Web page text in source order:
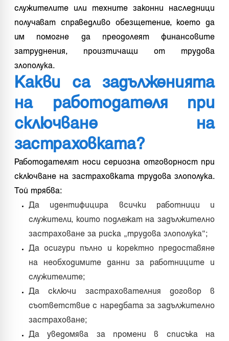
служителите или техните законни наследници
получават справедливо обезщетение, което да
им помогне да преодолеят финансовите
затруднения, произтичащи от трудова
злополука.
Какви са задълженията
на работодателя при
сключване на
застраховката?
Работодателят носи сериозна отговорност при
сключване на застраховката трудова злополука.
Той трябва:
Да идентифицира всички работници и
служители, които подлежат на задължително
застраховане за риска „трудова злополука“;
Да осигури пълно и коректно предоставяне
на необходимите данни за работниците и
служителите;
Да сключи застрахователния договор в
съответствие с наредбата за задължително
застраховане;
Да уведомява за промени в списъка на